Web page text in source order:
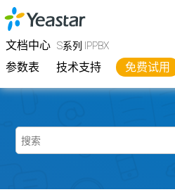
跳转到主要内容
文档中心 S系列 IPPBX
参数表 技术支持 免费试用
YeastarS系列 IPPBX